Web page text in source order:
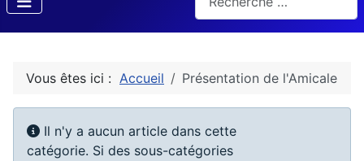
Vous êtes ici : Accueil Présentation de l'Amicale
Info
Il n'y a aucun article dans cette
catégorie. Si des sous-catégories